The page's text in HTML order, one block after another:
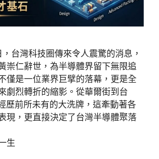
台灣科技圈傳來令人震驚的消息，
崇仁辭世，為半導體界留下無限追
僅是一位業界巨擘的落幕，更是全
劇烈轉折的縮影。從華爾街到台
歷前所未有的大洗牌，這牽動著各
現，更直接決定了台灣半導體聚落
生